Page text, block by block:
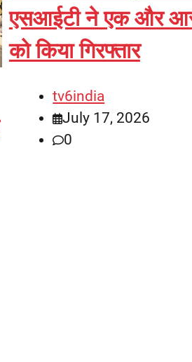
एसआईटी ने एक और
को किया गिरफ्तार
tv6india
July 17, 2026
0